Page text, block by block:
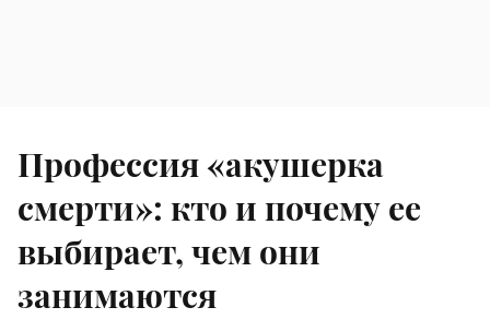
Профессия «акушерка
смерти»: кто и почему ее
выбирает, чем они
занимаются